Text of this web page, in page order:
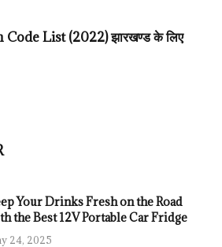
List (2022) झारखण्ड के लिए
Your Drinks Fresh on the Road
the Best 12V Portable Car Fridge
24, 2025